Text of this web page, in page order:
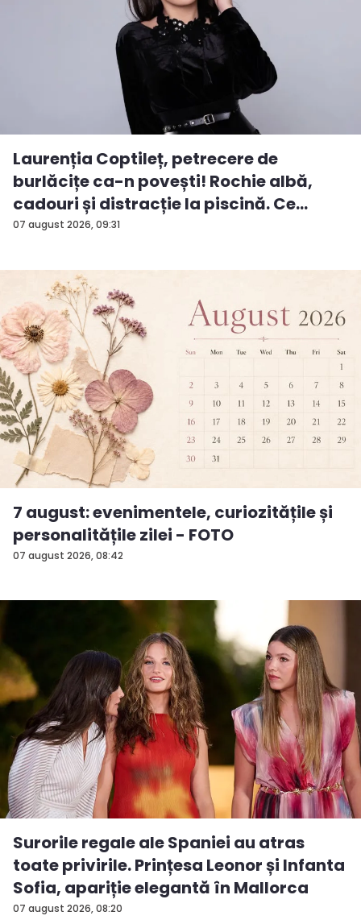
07 august 2026, 09:31
Laurenția Coptileț, petrecere de
burlăcițe ca-n povești! Rochie albă,
cadouri și distracție la piscină. Ce
surp...
07 august 2026, 08:42
7 august: evenimentele, curiozitățile și
personalitățile zilei - FOTO
07 august 2026, 08:20
Surorile regale ale Spaniei au atras
toate privirile. Prințesa Leonor și Infanta
Sofia, apariție elegantă în Mallorca